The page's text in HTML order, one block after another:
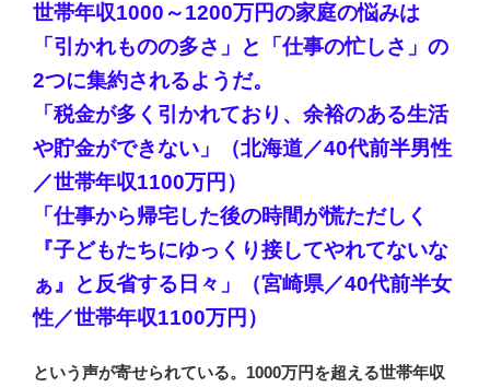
世帯年収1000～1200万円の家庭の悩みは
「引かれものの多さ」と「仕事の忙しさ」の
2つに集約されるようだ。
「税金が多く引かれており、余裕のある生活
や貯金ができない」（北海道／40代前半男性
／世帯年収1100万円）
「仕事から帰宅した後の時間が慌ただしく
『子どもたちにゆっくり接してやれてないな
ぁ』と反省する日々」（宮崎県／40代前半女
性／世帯年収1100万円）
という声が寄せられている。1000万円を超える世帯年収